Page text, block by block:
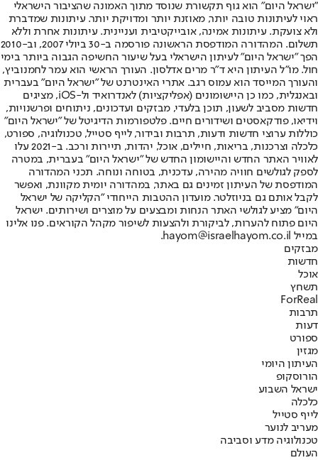
"ישראל היום" הוא גוף תקשורת שנוסד מתוך האמונה שהציבור הישראלי
ראוי לעיתונות טובה יותר, מאוזנת יותר ומדויקת יותר. עיתונות שמדברת
ולא צועקת. עיתונות אמינה, אובייקטיבית ועניינית. עיתונות אחרת וללא
תשלום. המהדורה המודפסת הראשונה פורסמה ב-30 ביולי 2007, וב-2010
הפך "ישראל היום" לעיתון הישראלי בעל שיעור החשיפה הגבוה ביותר בימי
חול. מו"ל העיתון היא ד"ר מרים אדלסון. העורך הראשי הוא עמר לחמנוביץ,
והעורך המייסד הוא עמוס רגב. אתרי האינטרנט של "ישראל היום" בעברית
ובאנגלית, כמו כן היישומונים (אפליקציות) לאנדרואיד ול-iOS, מציגים
חדשות מסביב לשעון, תוכן בלעדי, מבזקים ועדכונים, ניתוחים ופרשנויות,
וידיאו, פודקאסטים ושידורים חיים. פלטפורמות הדיגיטל של "ישראל היום"
כוללות ערוצי חדשות ודעות, תרבות ובידור, לייף סטייל, טכנולוגיה, ספורט,
כלכלה וצרכנות, בריאות, חיילים, אוכל, יהדות, תיירות ורכב. ב-2021 עלו
לאוויר האתר החדש והיישומון החדש של "ישראל היום" בעברית, במטרה
לספק לגולשים חוויה מהירה, עדכנית, בטוחה ונוחה. תכני המהדורה
המודפסת של העיתון זמינים גם באתר, במהדורה יומית מקוונת, ואפשר
לקבל אותם גם בניוזלטר. מועדון ההטבות הייחודי "הקליקה של ישראל
היום" מציע לגולשי האתר הנחות ומבצעים על מוצרים ושירותים. ישראל
היום פתוח להערות, לביקורת ולהצעות לשיפור מקהל הקוראים. פנו אלינו
במייל hayom@israelhayom.co.il.
מבזקים
חדשות
אוכל
תשחץ
ForReal
תרבות
דעות
ספורט
מגזין
העיתון היומי
הורוסקופ
ישראל השבוע
כלכלה
לייף סטייל
מעריב לנוער
טכנולוגיה מדע וסביבה
העולם